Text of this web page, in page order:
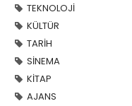
TEKNOLOJİ
KÜLTÜR
TARİH
SİNEMA
KİTAP
AJANS